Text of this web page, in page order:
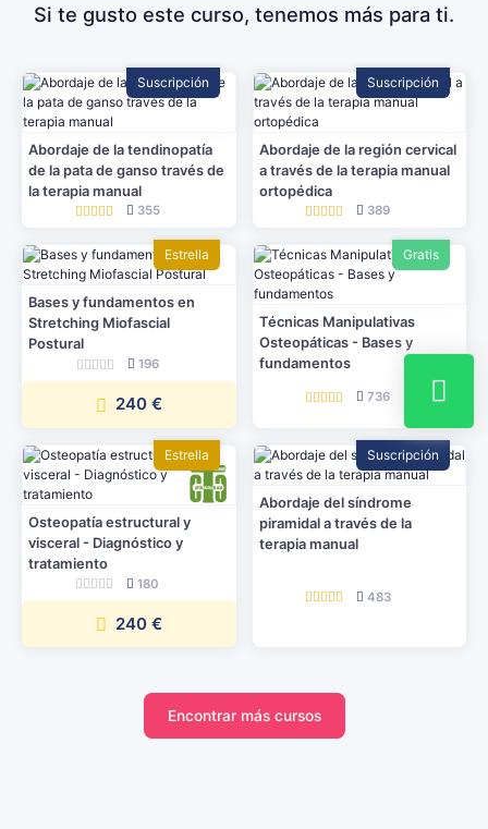
Si te gusto este curso, tenemos más para ti.
Suscripción
Abordaje de la tendinopatía
de la pata de ganso través de
la terapia manual
355
Suscripción
Abordaje de la región cervical
a través de la terapia manual
ortopédica
389
Estrella
Bases y fundamentos en
Stretching Miofascial
Postural
196
240 €
Gratis
Técnicas Manipulativas
Osteopáticas - Bases y
fundamentos
736
Estrella
Osteopatía estructural y
visceral - Diagnóstico y
tratamiento
180
240 €
Suscripción
Abordaje del síndrome
piramidal a través de la
terapia manual
483
Encontrar más cursos